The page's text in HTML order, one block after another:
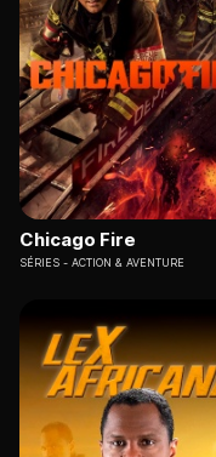
Chicago Fire
SÉRIES ACTION & AVENTURE